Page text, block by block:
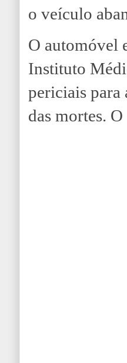
o veículo
O automóvel
Instituto
periciais para
das mortes.